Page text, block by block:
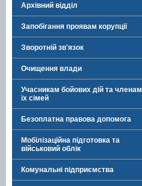
Архівний відділ
Запобігання проявам корупції
Зворотній зв'язок
Очищення влади
Учасникам бойових дій та членам
їх сімей
Безоплатна правова допомога
Мобілізаційна підготовка та
військовий облік
Комунальні підприємства